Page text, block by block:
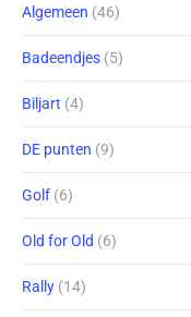
Algemeen (46)
Badeendjes (5)
Biljart (4)
DE punten (9)
Golf (6)
Old for Old (6)
Rally (14)